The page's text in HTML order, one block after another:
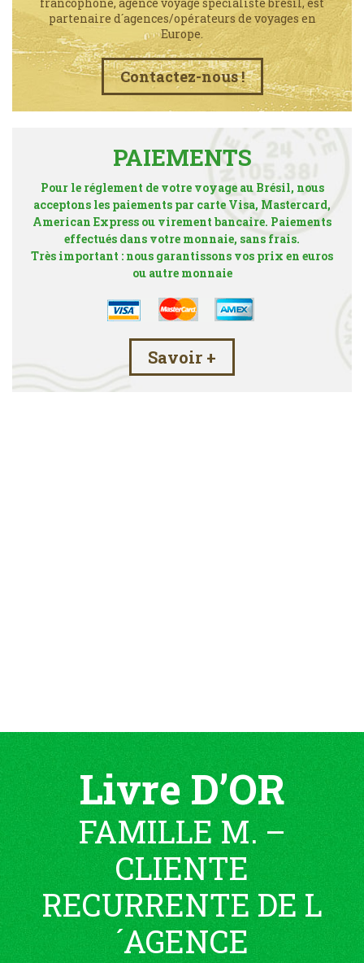
francophone, agence voyage spécialiste brésil, est
partenaire d´agences/opérateurs de voyages en
Europe.
Contactez-nous !
PAIEMENTS
Pour le réglement de votre voyage au Brésil, nous
acceptons les paiements par carte Visa, Mastercard,
American Express ou virement bancaire. Paiements
effectués dans votre monnaie, sans frais.
Très important : nous garantissons vos prix en euros
ou autre monnaie
Savoir +
Livre D’OR
FAMILLE M. –
CLIENTE
RECURRENTE DE L
´AGENCE